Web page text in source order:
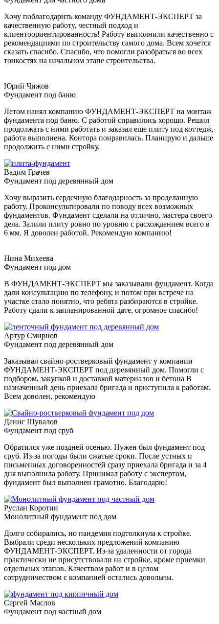
Хочу поблагодарить команду ФУНДАМЕНТ-ЭКСПЕРТ за
качественную работу, честный подход и
клиентоориентированность! Работу выполнили качественно с
рекомендациями по строительству самого дома. Всем хочется
сказать спасибо. Спасибо, что помогли разобраться во всех
тонкостях на начальном этапе строительства.
Юрий Чижов
Фундамент под баню
Летом нанял компанию ФУНДАМЕНТ-ЭКСПЕРТ на монтаж
фундамента под баню. С работой справились хорошо. Решил
продолжать с ними работать и заказал еще плиту под коттедж,
работа выполнена. Контора понравилась. Планирую и дальше
продолжить с ними стройку.
Вадим Грачев
Фундамент под деревянный дом
Хочу выразить сердечную благодарность за проделанную
работу. Проконсультировали по поводу всех возможных
фундаментов. Фундамент сделали на отлично, мастера своего
дела. Залили плиту ровно по уровню с расхождением всего в
6 мм. Я доволен работой. Рекомендую компанию!
Нина Михеева
Фундамент под дом
В ФУНДАМЕНТ-ЭКСПЕРТ мы заказывали фундамент. Когда
дали консультацию по телефону, и потом при встрече на
участке стало понятно, что ребята разбираются в стройке.
Работу сдали к запланированной дате, огромное спасибо!
Артур Смирнов
Фундамент под деревянный дом
Заказывал свайно-ростверковый фундамент у компании
ФУНДАМЕНТ-ЭКСПЕРТ под деревянный дом. Помогли с
подбором, закупкой и доставкой материалов и бетона В
назначенный день приехала бригада и приступила к работам.
Всем доволен, рекомендую
Денис Шувалов
Фундамент под сруб
Обратился уже поздней осенью. Нужен был фундамент под
сруб. Из-за погоды были сжатые сроки. После устных и
письменных договоренностей сразу приехала бригада и за 4
дня выполнила работу. Принимал работу с экспертом,
фундамент был выполнен грамотно. Благодарю!
Руслан Коротин
Монолитный фундамент под дом
Долго собирались, но пандемия подтолкнула к стройке.
Выбрали среди нескольких предложений компанию
ФУНДАМЕНТ-ЭКСПЕРТ. Из-за удаленности от города
практически не присутствовали на стройке, кроме приемки
отдельных этапов. Качеством работ и в целом
сотрудничеством с компанией остались довольны.
Сергей Маслов
Фундамент под частный дом